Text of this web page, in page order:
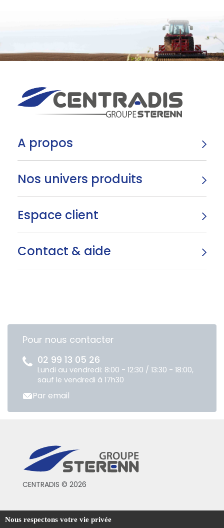
A propos
Nos univers produits
Espace client
Contact & aide
Pour nous contacter
02 99 13 05 26
Lundi au vendredi: 8:00 - 12:30 / 13:30 - 18:00,
sauf le vendredi à 17h30
Par email
CENTRADIS © 2026
Conditions générales de vente
Nous respectons votre vie privée